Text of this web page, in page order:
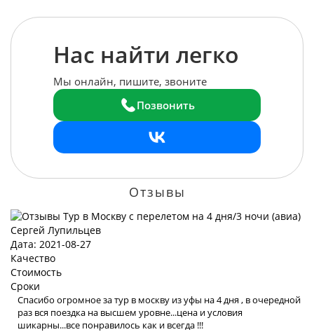
Нас найти легко
Мы онлайн, пишите, звоните
Позвонить
Отзывы
Сергей Лупильцев
Дата: 2021-08-27
Качество
Стоимость
Сроки
Спасибо огромное за тур в москву из уфы на 4 дня , в очередной
раз вся поездка на высшем уровне...цена и условия
шикарны...все понравилось как и всегда !!!